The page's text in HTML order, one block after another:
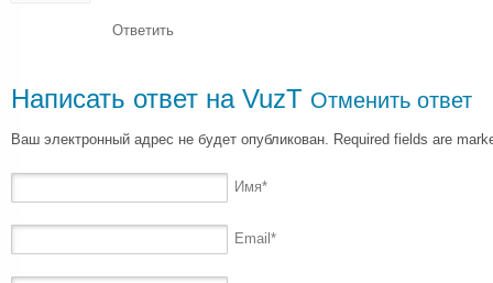
Ответить
Написать ответ на VuzT Отменить ответ
Ваш электронный адрес не будет опубликован. Required fields are
Имя*
Email *